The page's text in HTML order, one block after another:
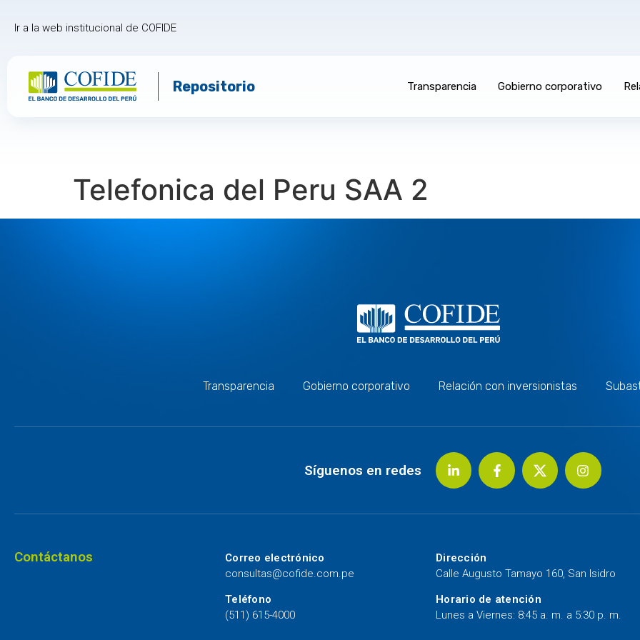
Ir a la web institucional de COFIDE
Repositorio Transparencia Gobierno corporativo
Telefonica del Peru SAA 2
Transparencia Gobierno corporativo Relación con inversionistas
Síguenos en redes
Contáctanos
Correo electrónico
consultas@cofide.com.pe
Teléfono
(511) 615-4000
Dirección
Calle Augusto Tamayo 160, San Isidro
Horario de atención
Lunes a Viernes: 8:45 a. m. a 5:30 p. m.